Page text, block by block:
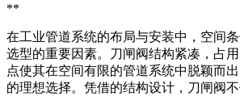
**
在工业管道系统的布局与安装中，空间
选型的重要因素。刀闸阀结构紧凑，占
点使其在空间有限的管道系统中脱颖而
的理想选择。凭借的结构设计，刀闸阀